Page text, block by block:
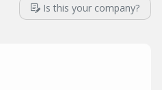
Is this your company?